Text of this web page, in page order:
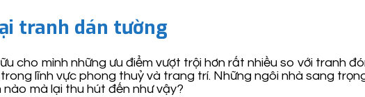
tranh dán tường
cho mình những ưu điểm vượt trội hơn rất nhiều so với tranh
lĩnh vực phong thuỷ và trang trí. Những ngôi nhà sang
mà lại thu hút đến như vậy?